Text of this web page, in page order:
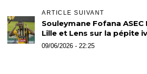
ARTICLE SUIVANT
Souleymane Fofana ASEC
Lille et Lens sur la pépite
09/06/2026 - 22:25